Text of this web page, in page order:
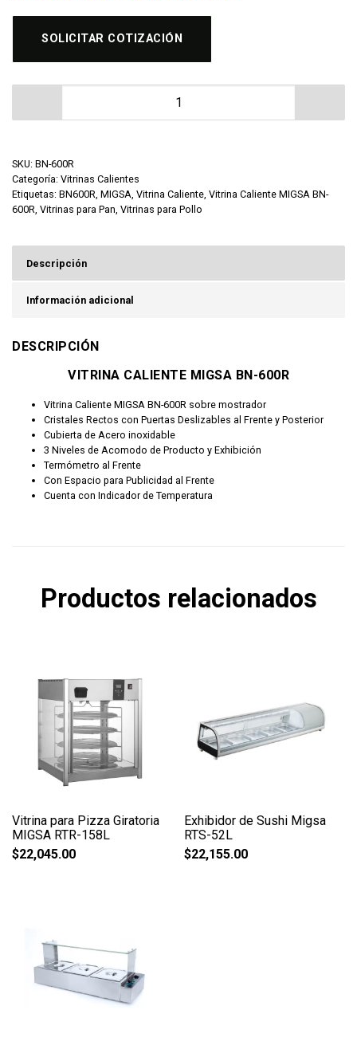
SOLICITAR COTIZACIÓN
Vitrina Caliente MIGSA BN-600R cantidad
SKU: BN-600R
Categoría: Vitrinas Calientes
Etiquetas: BN600R, MIGSA, Vitrina Caliente, Vitrina Caliente MIGSA BN-
600R, Vitrinas para Pan, Vitrinas para Pollo
Descripción
Información adicional
DESCRIPCIÓN
VITRINA CALIENTE MIGSA BN-600R
Vitrina Caliente MIGSA BN-600R sobre mostrador
Cristales Rectos con Puertas Deslizables al Frente y Posterior
Cubierta de Acero inoxidable
3 Niveles de Acomodo de Producto y Exhibición
Termómetro al Frente
Con Espacio para Publicidad al Frente
Cuenta con Indicador de Temperatura
Productos relacionados
Vitrina para Pizza Giratoria
MIGSA RTR-158L
$22,045.00
Exhibidor de Sushi Migsa
RTS-52L
$22,155.00